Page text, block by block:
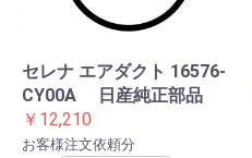
セレナ エアダクト 16576-
CY00A 日産純正部品
￥12,210
お客様注文依頼分